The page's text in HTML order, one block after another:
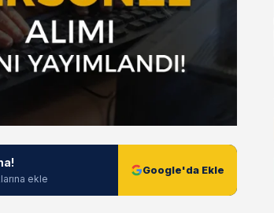
ekle
Google'da Ekle